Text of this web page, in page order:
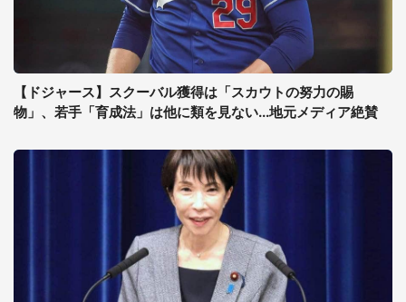
【ドジャース】スクーバル獲得は「スカウトの努力の賜
物」、若手「育成法」は他に類を見ない...地元メディア絶賛